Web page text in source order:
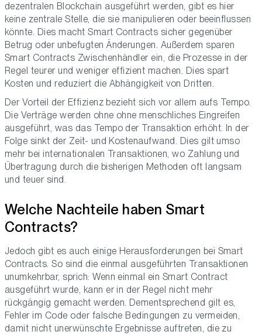
dezentralen Blockchain ausgeführt werden, gibt es hier
keine zentrale Stelle, die sie manipulieren oder beeinflussen
könnte. Dies macht Smart Contracts sicher gegenüber
Betrug oder unbefugten Änderungen. Außerdem sparen
Smart Contracts Zwischenhändler ein, die Prozesse in der
Regel teurer und weniger effizient machen. Dies spart
Kosten und reduziert die Abhängigkeit von Dritten.
Der Vorteil der Effizienz bezieht sich vor allem aufs Tempo.
Die Verträge werden ohne ohne menschliches Eingreifen
ausgeführt, was das Tempo der Transaktion erhöht. In der
Folge sinkt der Zeit- und Kostenaufwand. Dies gilt umso
mehr bei internationalen Transaktionen, wo Zahlung und
Übertragung durch die bisherigen Methoden oft langsam
und teuer sind.
Welche Nachteile haben Smart
Contracts?
Jedoch gibt es auch einige Herausforderungen bei Smart
Contracts. So sind die einmal ausgeführten Transaktionen
unumkehrbar, sprich: Wenn einmal ein Smart Contract
ausgeführt wurde, kann er in der Regel nicht mehr
rückgängig gemacht werden. Dementsprechend gilt es,
Fehler im Code oder falsche Bedingungen zu vermeiden,
damit nicht unerwünschte Ergebnisse auftreten, die zu